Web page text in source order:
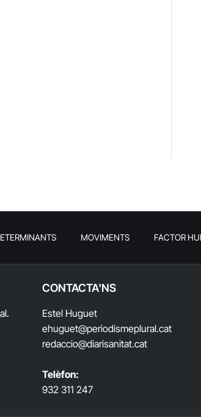
MOVIMENTS FACTOR
CONTACTA'NS
Estel Huguet
ehuguet@periodismeplural.cat
redaccio@diarisanitat.cat
Telèfon:
932 311 247